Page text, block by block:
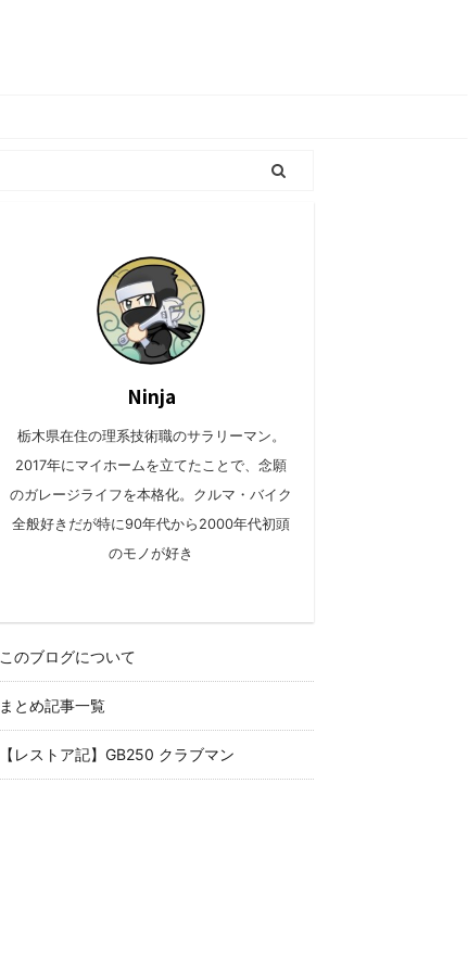
Ninja
栃木県在住の理系技術職のサラリーマン。
2017年にマイホームを立てたことで、念願
のガレージライフを本格化。クルマ・バイク
全般好きだが特に90年代から2000年代初頭
のモノが好き
このブログについて
まとめ記事一覧
【レストア記】GB250 クラブマン